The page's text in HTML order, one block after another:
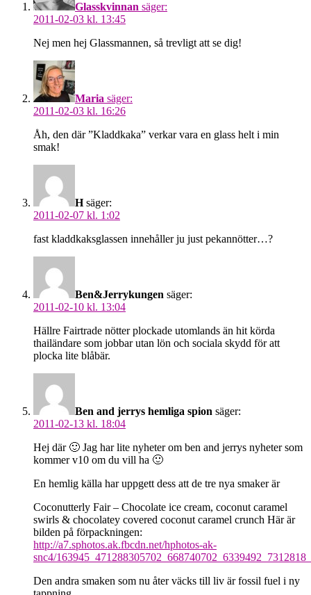
Glasskvinnan säger:
2011-02-03 kl. 13:45
Nej men hej Glassmannen, så trevligt att se dig!
Maria säger:
2011-02-03 kl. 16:26
Åh, den där ”Kladdkaka” verkar vara en glass helt i min
smak!
H säger:
2011-02-07 kl. 1:02
fast kladdkaksglassen innehåller ju just pekannötter…?
Ben&Jerrykungen säger:
2011-02-10 kl. 13:04
Hällre Fairtrade nötter plockade utomlands än hit körda
thailändare som jobbar utan lön och sociala skydd för att
plocka lite blåbär.
Ben and jerrys hemliga spion säger:
2011-02-13 kl. 18:04
Hej där 🙂 Jag har lite nyheter om ben and jerrys nyheter som
kommer v10 om du vill ha 🙂
En hemlig källa har uppgett dess att de tre nya smaker är
Coconutterly Fair – Chocolate ice cream, coconut caramel
swirls & chocolatey covered coconut caramel crunch Här är
bilden på förpackningen:
http://a7.sphotos.ak.fbcdn.net/hphotos-ak-
snc4/
Den andra smaken som nu åter väcks till liv är fossil fuel i ny